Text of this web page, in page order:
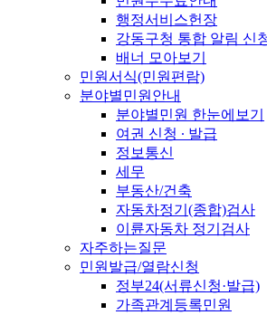
행정서비스헌장
강동구청 통합 알림 신
배너 모아보기
민원서식(민원편람)
분야별민원안내
분야별민원 한눈에보기
여권 신청 ∙ 발급
정보통신
세무
부동산/건축
자동차정기(종합)검사
이륜자동차 정기검사
자주하는질문
민원발급/열람신청
정부24(서류신청·발급)
가족관계등록민원